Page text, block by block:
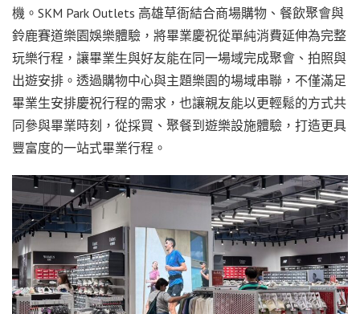
機。SKM Park Outlets 高雄草衙結合商場購物、餐飲聚會與
鈴鹿賽道樂園娛樂體驗，將畢業慶祝從單純消費延伸為完整
玩樂行程，讓畢業生與好友能在同一場域完成聚會、拍照與
出遊安排。透過購物中心與主題樂園的場域串聯，不僅滿足
畢業生安排慶祝行程的需求，也讓親友能以更輕鬆的方式共
同參與畢業時刻，從採買、聚餐到遊樂設施體驗，打造更具
豐富度的一站式畢業行程。